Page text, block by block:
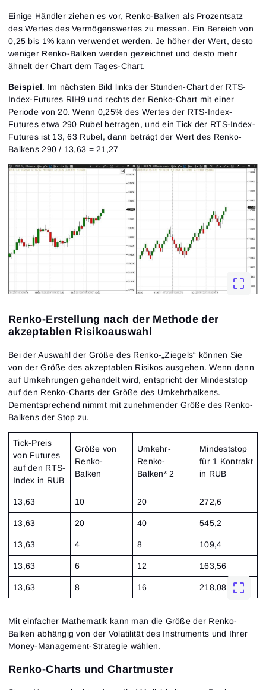
Einige Händler ziehen es vor, Renko-Balken als Prozentsatz
des Wertes des Vermögenswertes zu messen. Ein Bereich von
0,25 bis 1% kann verwendet werden. Je höher der Wert, desto
weniger Renko-Balken werden gezeichnet und desto mehr
ähnelt der Chart dem Tages-Chart.
Beispiel. Im nächsten Bild links der Stunden-Chart der RTS-
Index-Futures RIH9 und rechts der Renko-Chart mit einer
Periode von 20. Wenn 0,25% des Wertes der RTS-Index-
Futures etwa 290 Rubel betragen, und ein Tick der RTS-Index-
Futures ist 13, 63 Rubel, dann beträgt der Wert des Renko-
Balkens 290 / 13,63 = 21,27
Renko-Erstellung nach der Methode der
akzeptablen Risikoauswahl
Bei der Auswahl der Größe des Renko-„Ziegels“ können Sie
von der Größe des akzeptablen Risikos ausgehen. Wenn dann
auf Umkehrungen gehandelt wird, entspricht der Mindeststop
auf den Renko-Charts der Größe des Umkehrbalkens.
Dementsprechend nimmt mit zunehmender Größe des Renko-
Balkens der Stop zu.
Tick-Preis
von Futures
auf den RTS-
Index in RUB
Größe von
Renko-
Balken
Umkehr-
Renko-
Balken* 2
Mindeststop
für 1 Kontrakt
in RUB
13,63 10 20 272,6
13,63 20 40 545,2
13,63 4 8 109,4
13,63 6 12 163,56
13,63 8 16 218,08
Mit einfacher Mathematik kann man die Größe der Renko-
Balken abhängig von der Volatilität des Instruments und Ihrer
Money-Management-Strategie wählen.
Renko-Charts und Chartmuster